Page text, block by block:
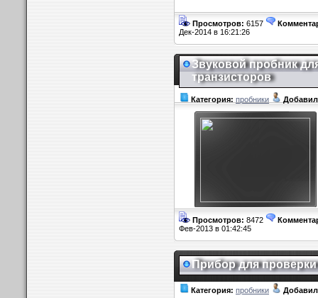
Просмотров: 6157
Дек-2014 в 16:21:26
Звуковой пробник
транзисторов
Категория: пробники
Просмотров: 8472
Фев-2013 в 01:42:45
Прибор для проверки
Категория: пробники